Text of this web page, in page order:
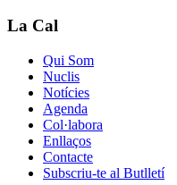
La Cal
Qui Som
Nuclis
Notícies
Agenda
Col·labora
Enllaços
Contacte
Subscriu-te al Butlletí